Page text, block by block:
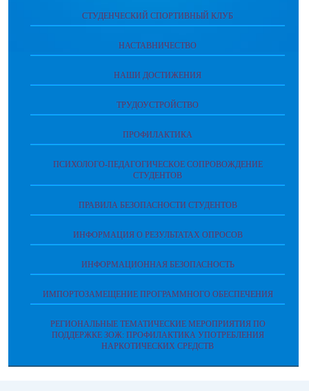
СТУДЕНЧЕСКИЙ СПОРТИВНЫЙ КЛУБ
НАСТАВНИЧЕСТВО
НАШИ ДОСТИЖЕНИЯ
ТРУДОУСТРОЙСТВО
ПРОФИЛАКТИКА
ПСИХОЛОГО-ПЕДАГОГИЧЕСКОЕ СОПРОВОЖДЕНИЕ
СТУДЕНТОВ
ПРАВИЛА БЕЗОПАСНОСТИ СТУДЕНТОВ
ИНФОРМАЦИЯ О РЕЗУЛЬТАТАХ ОПРОСОВ
ИНФОРМАЦИОННАЯ БЕЗОПАСНОСТЬ
ИМПОРТОЗАМЕЩЕНИЕ ПРОГРАММНОГО ОБЕСПЕЧЕНИЯ
РЕГИОНАЛЬНЫЕ ТЕМАТИЧЕСКИЕ МЕРОПРИЯТИЯ ПО
ПОДДЕРЖКЕ ЗОЖ: ПРОФИЛАКТИКА УПОТРЕБЛЕНИЯ
НАРКОТИЧЕСКИХ СРЕДСТВ